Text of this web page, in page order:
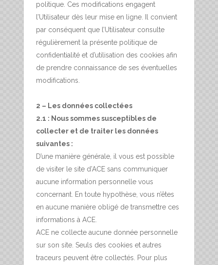
politique. Ces modifications engagent
l’Utilisateur dès leur mise en ligne. Il convient
par conséquent que l’Utilisateur consulte
régulièrement la présente politique de
confidentialité et d’utilisation des cookies afin
de prendre connaissance de ses éventuelles
modifications.
2 – Les données collectées
2.1 : Nous sommes susceptibles de
collecter et de traiter les données
suivantes :
D’une manière générale, il vous est possible
de visiter le site d’ACE sans communiquer
aucune information personnelle vous
concernant. En toute hypothèse, vous n’êtes
en aucune manière obligé de transmettre ces
informations à ACE.
ACE ne collecte aucune donnée personnelle
sur son site. Seuls des cookies et autres
traceurs peuvent être collectés. Pour plus